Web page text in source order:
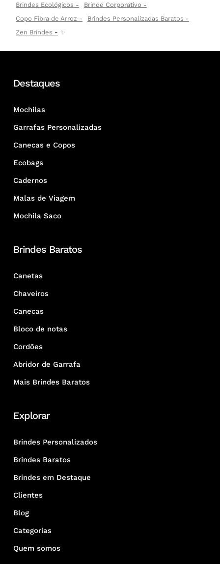
Brindes Ecológicos
Brinde Corporativo
Copo Fibra de Arroz
Brindes Personalizadas Baratos
Zen Brindes
✨
Destaques
Mochilas
Garrafas Personalizadas
Canecas e Copos
Ecobags
Cadernos
Malas de Viagem
Mochila Saco
Brindes Baratos
Canetas
Chaveiros
Canecas
Bloco de notas
Cordões
Abridor de Garrafa
Mais Brindes Baratos
Explorar
Brindes Personalizados
Brindes Baratos
Brindes em Destaque
Clientes
Blog
Categorias
Quem somos